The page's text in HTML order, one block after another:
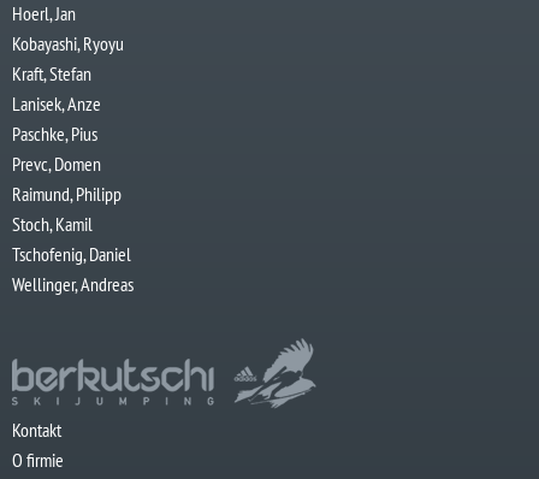
Hoerl, Jan
Kobayashi, Ryoyu
Kraft, Stefan
Lanisek, Anze
Paschke, Pius
Prevc, Domen
Raimund, Philipp
Stoch, Kamil
Tschofenig, Daniel
Wellinger, Andreas
Kontakt
O firmie